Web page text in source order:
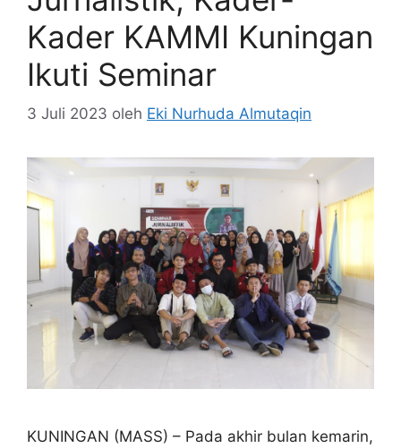
Kader KAMMI Kuningan
Ikuti Seminar
3 Juli 2023 oleh Eki Nurhuda Almutaqin
KUNINGAN (MASS) – Pada akhir bulan kemarin,